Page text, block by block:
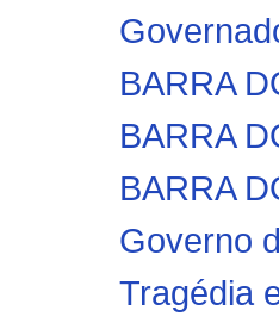
BARRA
BARRA
BARRA
Governo
Tragédia